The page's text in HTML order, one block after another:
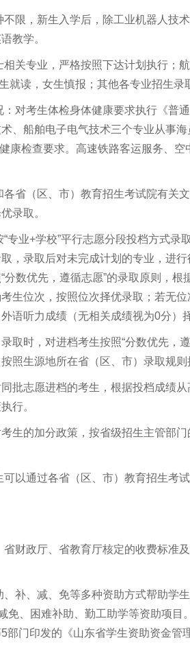
限，新生入学后，除工业机器人技
教学。
关专业，严格按照下达计划执行；
就读，女生慎报；其他各专业招生录
对考生体检身体健康要求执行《普
、船舶电子电气技术三个专业从事
康检查要求。高速铁路客运服务、
省（区、市）教育招生考试院有关
录取。
“专业+学校”平行志愿分段投档方式
，录取后对未完成计划的专业，进
数优先，遵循志愿”的录取原则，
生位次，按照位次择优录取；若无
语听力成绩（无相关成绩视为0分）
取时，对进档考生按照“分数优先，
照生源地所在省（区、市）录取规则
批志愿进档的考生，根据投档成绩
行。
生的加分政策，按省级招生主管部
以通过各省（区、市）教育招生考
财政厅、省教育厅核定的收费标准
补、减、免等多种资助方式帮助学
免、困难补助、勤工助学等资助项
部门印发的《山东省学生资助资金管